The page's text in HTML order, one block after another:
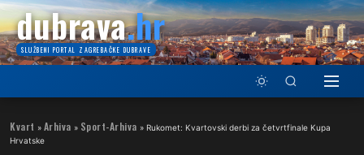
dubrava.hr
SLUŽBENI PORTAL ZAGREBAČKE DUBRAVE
Kvart » Arhiva » Sport-Arhiva » Rukomet: Kvartovski derbi za četvrtfinale Kupa
Hrvatske